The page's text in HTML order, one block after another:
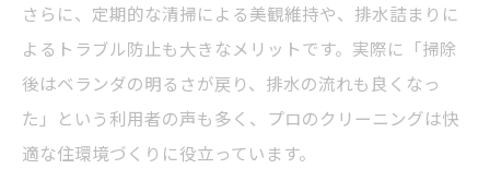
さらに、定期的な清掃による美観維持や、排水詰まりに
よるトラブル防止も大きなメリットです。実際に「掃除
後はベランダの明るさが戻り、排水の流れも良くなっ
た」という利用者の声も多く、プロのクリーニングは快
適な住環境づくりに役立っています。